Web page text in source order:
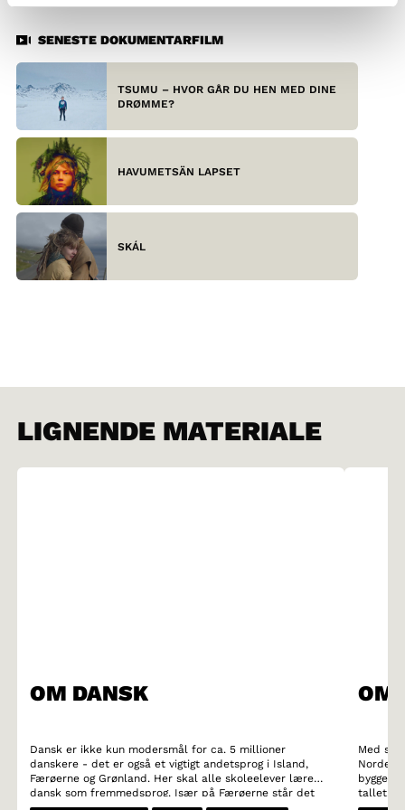
SENESTE DOKUMENTARFILM
TSUMU – HVOR GÅR DU HEN MED DINE
DRØMME?
HAVUMETSÄN LAPSET
SKÁL
LIGNENDE MATERIALE
OM DANSK
Dansk er ikke kun modersmål for ca. 5 millioner
danskere - det er også et vigtigt andetsprog i Island,
Færøerne og Grønland. Her skal alle skoleelever lære
dansk som fremmedsprog. Især på Færøerne står det
danske sprog stærkt. Dansk er desuden et vigtigt
OM
Med
Norden.
bygger
tallet.
om